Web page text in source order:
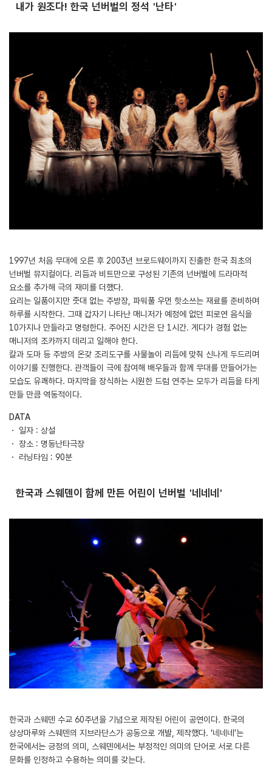
내가 원조다! 한국 넌버벌의 정석 '난타'
1997년 처음 무대에 오른 후 2003년 브로드웨이까지 진출한 한국 최초의
넌버벌 뮤지컬이다. 리듬과 비트만으로 구성된 기존의 넌버벌에 드라마적
요소를 추가해 극의 재미를 더했다.
요리는 일품이지만 줏대 없는 주방장, 파워풀 우먼 핫소쓰는 재료를 준비하며
하루를 시작한다. 그때 갑자기 나타난 매니저가 예정에 없던 피로연 음식을
10가지나 만들라고 명령한다. 주어진 시간은 단 1시간. 게다가 경험 없는
매니저의 조카까지 데리고 일해야 한다.
칼과 도마 등 주방의 온갖 조리도구를 사물놀이 리듬에 맞춰 신나게 두드리며
이야기를 진행한다. 관객들이 극에 참여해 배우들과 함께 무대를 만들어가는
모습도 유쾌하다. 마지막을 장식하는 시원한 드럼 연주는 모두가 리듬을 타게
만들 만큼 역동적이다.
DATA
・ 일자 : 상설
・ 장소 : 명동난타극장
・ 러닝타임 : 90분
한국과 스웨덴이 함께 만든 어린이 넌버벌 '네네네'
한국과 스웨덴 수교 60주년을 기념으로 제작된 어린이 공연이다. 한국의
상상마루와 스웨덴의 지브라단스가 공동으로 개발, 제작했다. ‘네네네’는
한국에서는 긍정의 의미, 스웨덴에서는 부정적인 의미의 단어로 서로 다른
문화를 인정하고 수용하는 의미를 갖는다.